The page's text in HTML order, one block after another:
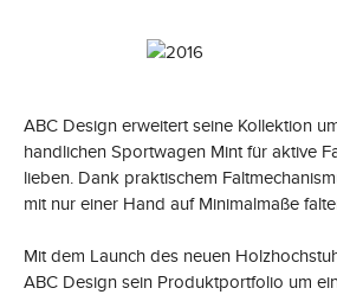
ABC Design erweitert seine Kollektion
handlichen Sportwagen Mint für aktive
lieben. Dank praktischem
mit nur einer Hand auf Minimalmaße
Mit dem Launch des neuen
ABC Design sein Produktportfolio um